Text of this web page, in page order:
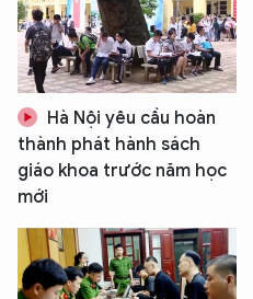
Hà Nội yêu cầu hoàn
thành phát hành sách
giáo khoa trước năm học
mới